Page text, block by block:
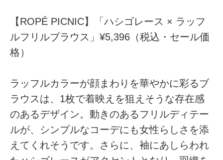
【ROPÉ PICNIC】「ハシゴレース × ラッフ
ルフリルブラウス」¥5,396（税込・セール価
格）
ラッフルカラーが顔まわりを華やかに彩るブ
ラウスは、1枚で着映えを狙えそうな存在感
のあるデザイン。動きのあるフリルディテー
ルが、シンプルなコーデにも女性らしさを添
えてくれそうです。さらに、袖にあしらわれ